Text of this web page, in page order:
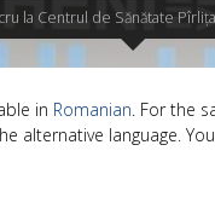
la Centrul de Sănătate Pîrlița
in Romanian. For the
alternative language.